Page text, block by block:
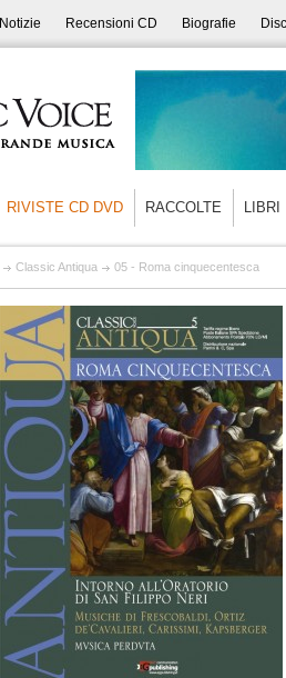
Notizie Recensioni CD Biografie
RIVISTE CD DVD RACCOLTE LIBRI
Classic Antiqua 05 - Roma cinquecentesca